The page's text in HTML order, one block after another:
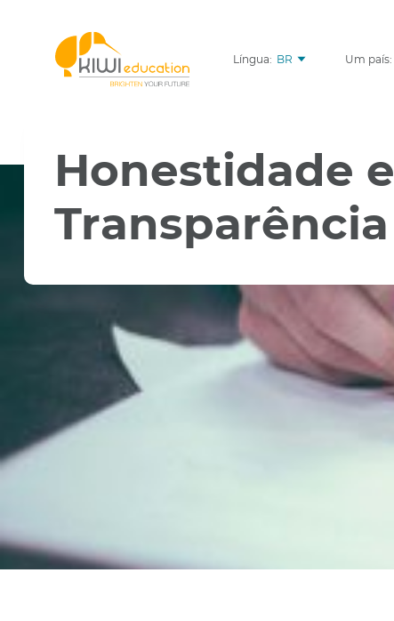
Língua: BR Um país:
Honestidade e
Transparência